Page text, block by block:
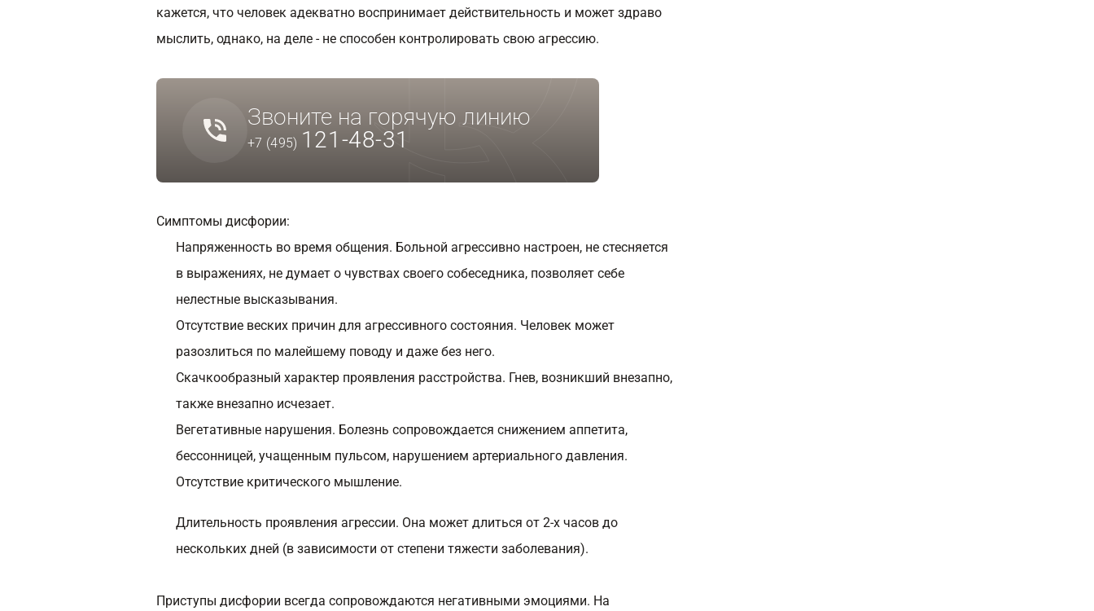
кажется, что человек адекватно воспринимает действительность и может здраво
мыслить, однако, на деле - не способен контролировать свою агрессию.
Звоните на горячую линию
+7 (495) 121-48-31
Симптомы дисфории:
Напряженность во время общения. Больной агрессивно настроен, не стесняется
в выражениях, не думает о чувствах своего собеседника, позволяет себе
нелестные высказывания.
Отсутствие веских причин для агрессивного состояния. Человек может
разозлиться по малейшему поводу и даже без него.
Скачкообразный характер проявления расстройства. Гнев, возникший внезапно,
также внезапно исчезает.
Вегетативные нарушения. Болезнь сопровождается снижением аппетита,
бессонницей, учащенным пульсом, нарушением артериального давления.
Отсутствие критического мышление.
Длительность проявления агрессии. Она может длиться от 2-х часов до
нескольких дней (в зависимости от степени тяжести заболевания).
Приступы дисфории всегда сопровождаются негативными эмоциями. На